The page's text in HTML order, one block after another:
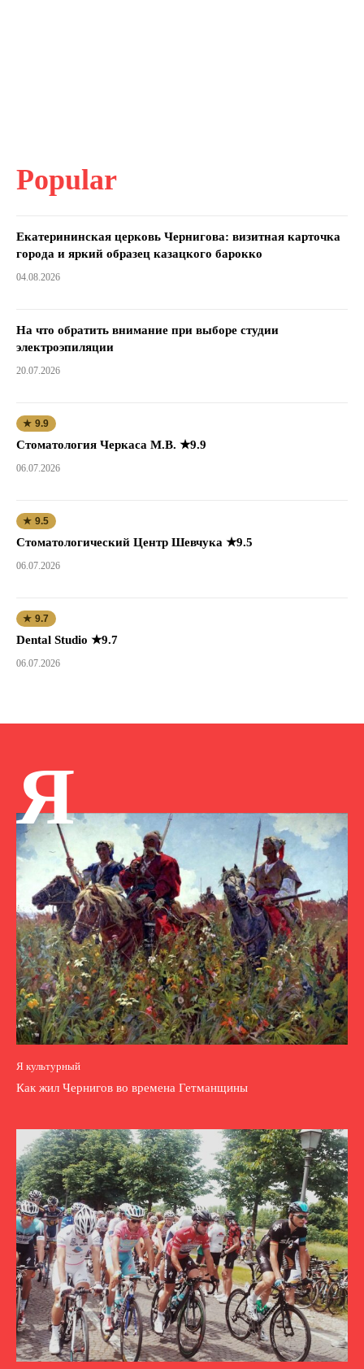
Popular
Екатерининская церковь Чернигова: визитная карточка
города и яркий образец казацкого барокко
04.08.2026
На что обратить внимание при выборе студии
электроэпиляции
20.07.2026
★ 9.9
Стоматология Черкаса М.В. ★9.9
06.07.2026
★ 9.5
Стоматологический Центр Шевчука ★9.5
06.07.2026
★ 9.7
Dental Studio ★9.7
06.07.2026
Я
Я культурный
Как жил Чернигов во времена Гетманщины